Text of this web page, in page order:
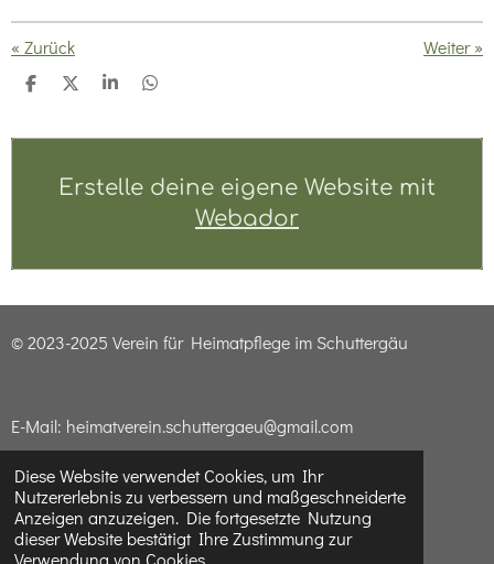
Diese Website verwendet Cookies, um Ihr
Nutzererlebnis zu verbessern und maßgeschneiderte
Anzeigen anzuzeigen. Die fortgesetzte Nutzung
dieser Website bestätigt Ihre Zustimmung zur
Verwendung von Cookies.
« Zurück Weiter»
T
l
T
l
n
T
l
T
l
Erstelle deine eigene Website mit
Webador
© 2023-2025 Verein für Heimatpflege im Schuttergäu
E-Mail: heimatverein.schuttergaeu@gmail.com
Impressum & Datenschutzerklärung